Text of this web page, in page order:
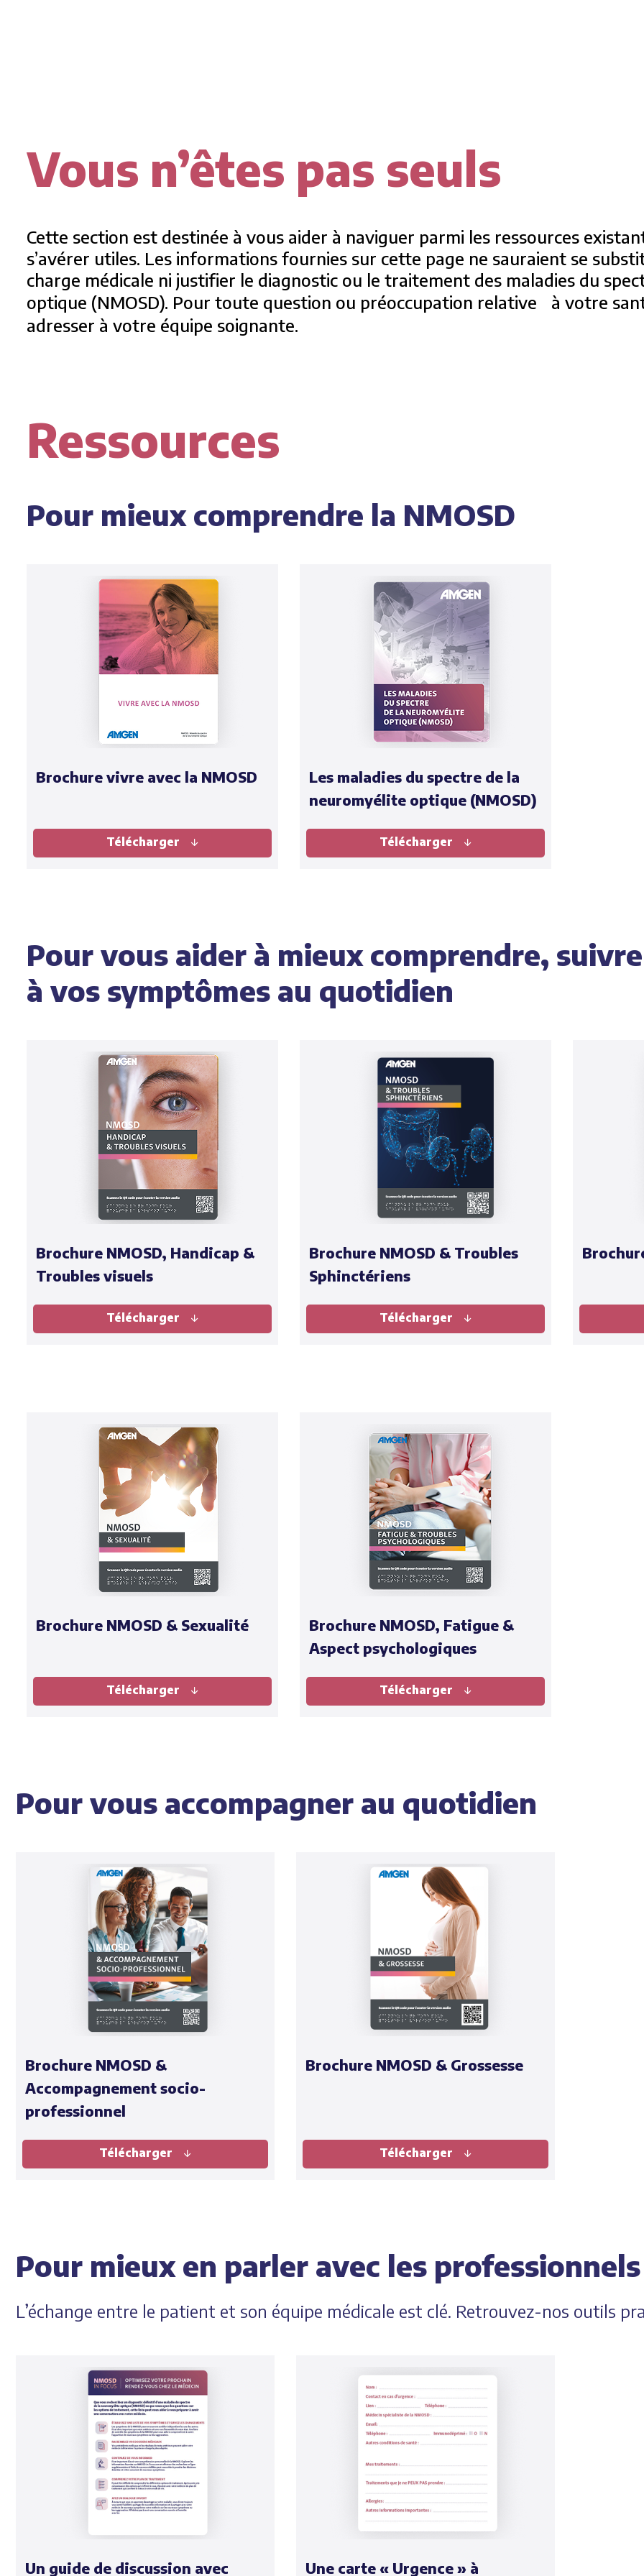
Vous n’êtes pas seuls
Cette section est destinée à vous aider à naviguer parmi les ressources
s’avérer utiles. Les informations fournies sur cette page ne sauraient se
charge médicale ni justifier le diagnostic ou le traitement des maladies du
optique (NMOSD). Pour toute question ou préoccupation relative à votre
adresser à votre équipe soignante.
Ressources
Pour mieux comprendre la NMOSD
Brochure vivre avec la NMOSD
Télécharger
Les maladies du spectre de la
neuromyélite optique (NMOSD)
Télécharger
Pour vous aider à mieux comprendre,
à vos symptômes au quotidien
Brochure NMOSD, Handicap &
Troubles visuels
Télécharger
Brochure NMOSD & Troubles
Sphinctériens
Télécharger
Brochure NMOSD & Sexualité
Télécharger
Brochure NMOSD, Fatigue &
Aspect psychologiques
Télécharger
Pour vous accompagner au quotidien
Brochure NMOSD &
Accompagnement socio-
professionnel
Télécharger
Brochure NMOSD & Grossesse
Télécharger
Pour mieux en parler avec les
L’échange entre le patient et son équipe médicale est clé. Retrouvez-nos outils
Un guide de discussion avec Une carte « Urgence » à